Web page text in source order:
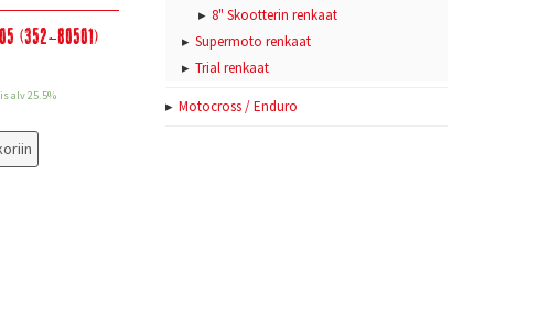
(352-80501)
alv 25.5%
8" Skootterin renkaat
Supermoto renkaat
Trial renkaat
Motocross / Enduro